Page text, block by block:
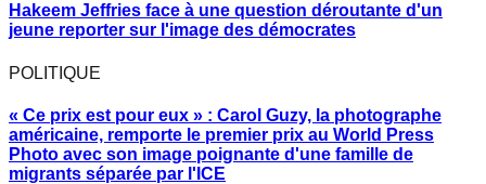
Hakeem Jeffries face à une question déroutante d'un
jeune reporter sur l'image des démocrates
POLITIQUE
« Ce prix est pour eux » : Carol Guzy, la photographe
américaine, remporte le premier prix au World Press
Photo avec son image poignante d'une famille de
migrants séparée par l'ICE